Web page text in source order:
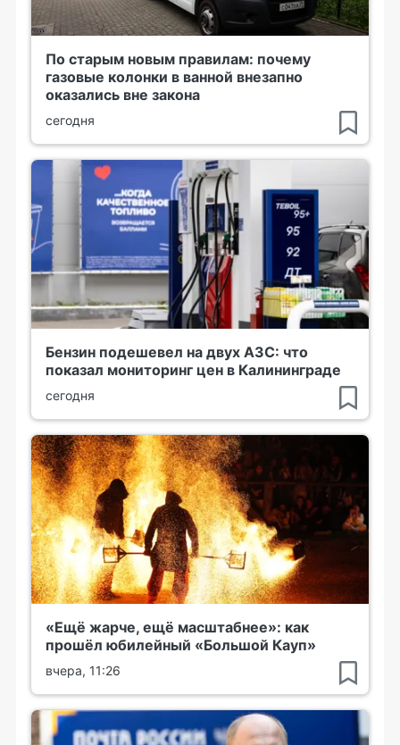
По старым новым правилам: почему
газовые колонки в ванной внезапно
оказались вне закона
сегодня
Бензин подешевел на двух АЗС: что
показал мониторинг цен в Калининграде
сегодня
«Ещё жарче, ещё масштабнее»: как
прошёл юбилейный «Большой Кауп»
вчера, 11:26